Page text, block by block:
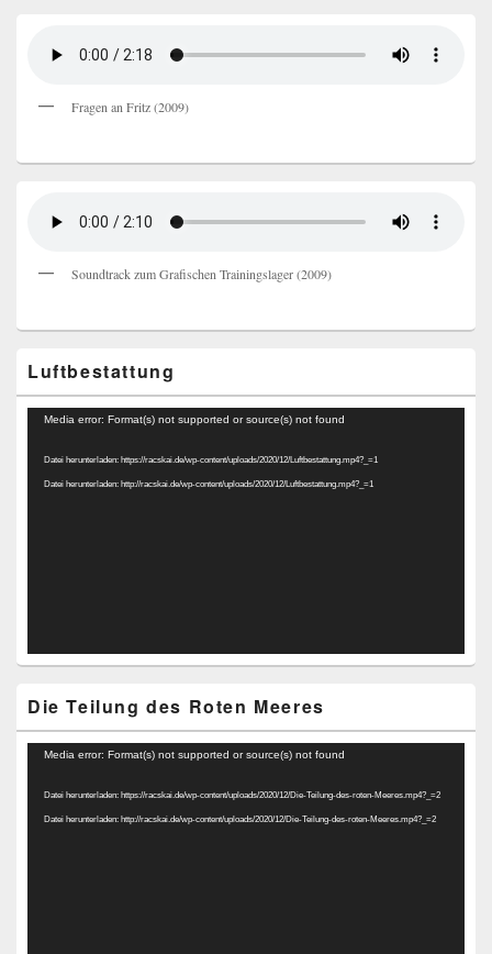
Fragen an Fritz (2009)
Soundtrack zum Grafischen Trainingslager (2009)
Luftbestattung
Video-
Media error: Format(s) not supported or source(s) not found
Datei herunterladen: https://racskai.de/wp-content/uploads/2020/12/Luftbestattung.mp4?_=1
Datei herunterladen: http://racskai.de/wp-content/uploads/2020/12/Luftbestattung.mp4?_=1
Die Teilung des Roten Meeres
Video-
Media error: Format(s) not supported or source(s) not found
Datei herunterladen: https://racskai.de/wp-content/uploads/2020/12/Die-Teilung-des-roten-Meeres.mp4?_=2
Datei herunterladen: http://racskai.de/wp-content/uploads/2020/12/Die-Teilung-des-roten-Meeres.mp4?_=2